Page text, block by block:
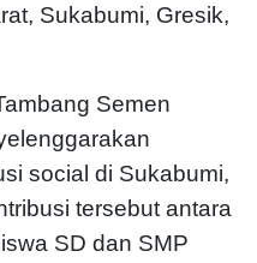
Sukabumi, Gresik,
Semen
social di Sukabumi,
tersebut antara
SD dan SMP